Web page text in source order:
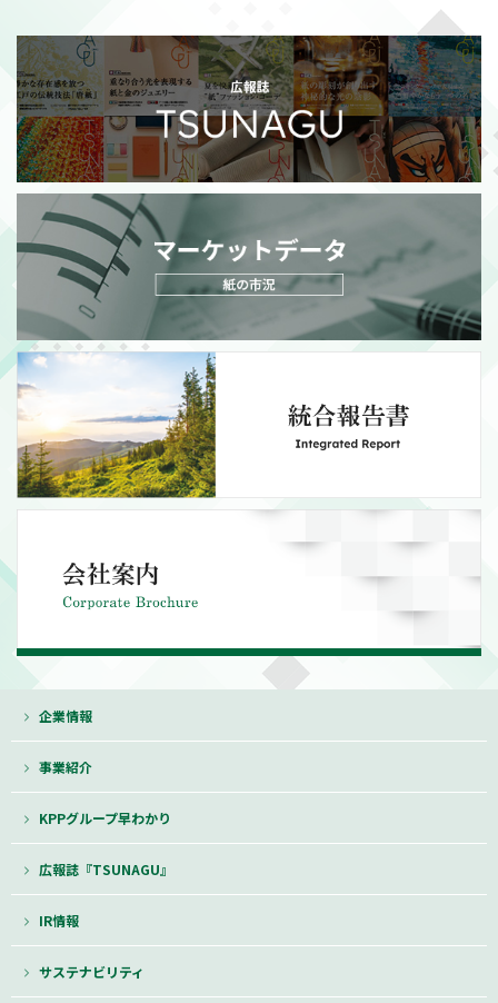
自己株式消却の件 （311KB）
MORE
企業情報
事業紹介
KPPグループ早わかり
広報誌『TSUNAGU』
IR情報
サステナビリティ